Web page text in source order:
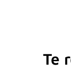
Te